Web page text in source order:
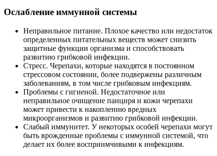
Ослабление иммунной системы
Неправильное питание. Плохое качество или недостаток
определенных питательных веществ может снизить
защитные функции организма и способствовать
развитию грибковой инфекции.
Стресс. Черепахи, которые находятся в постоянном
стрессовом состоянии, более подвержены различным
заболеваниям, в том числе грибковым инфекциям.
Проблемы с гигиеной. Недостаточное или
неправильное очищение панциря и кожи черепахи
может привести к накоплению вредных
микроорганизмов и развитию грибковой инфекции.
Слабый иммунитет. У некоторых особей черепахи могут
быть врожденные проблемы с иммунной системой, что
делает их более восприимчивыми к инфекциям.